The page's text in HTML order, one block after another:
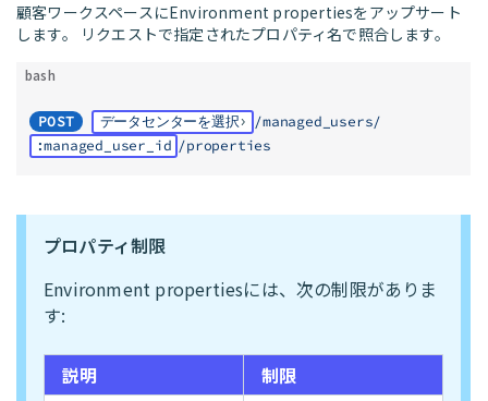
顧客ワークスペースにEnvironment propertiesをアップサート
します。 リクエストで指定されたプロパティ名で照合します。
bash
POST データセンターを選択
/managed_users/
:managed_user_id /properties
プロパティ制限
Environment propertiesには、次の制限がありま
す:
説明 制限